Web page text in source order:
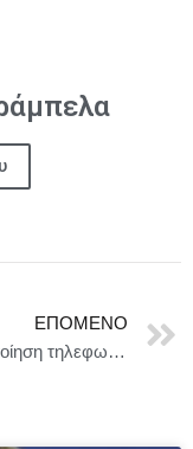
ΕΠΌΜΕΝΟ
Ενεργοποίηση τηλεφωνικής γραμμής εκτάκτου ανάγκης για Έλληνες πολίτες σχετικά με την κατάσταση στη Μέση Ανατολή